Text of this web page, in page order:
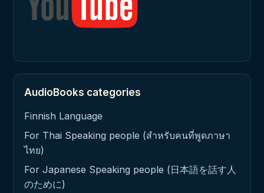
AudioBooks categories
Finnish Language
For Thai Speaking people (สำหรับคนที่พูดภาษา
ไทย)
For Japanese Speaking people (日本語を話す人
のために)